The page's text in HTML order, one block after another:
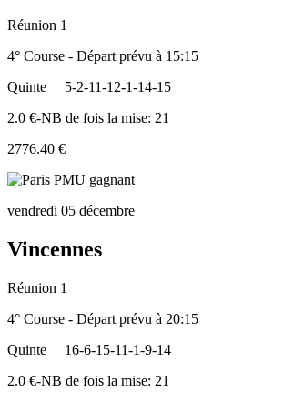
Réunion 1
4° Course - Départ prévu à 15:15
Quinte
5-2-11-12-1-14-15
2.0 €-NB de fois la mise: 21
2776.40 €
vendredi 05 décembre
Vincennes
Réunion 1
4° Course - Départ prévu à 20:15
Quinte
16-6-15-11-1-9-14
2.0 €-NB de fois la mise: 21